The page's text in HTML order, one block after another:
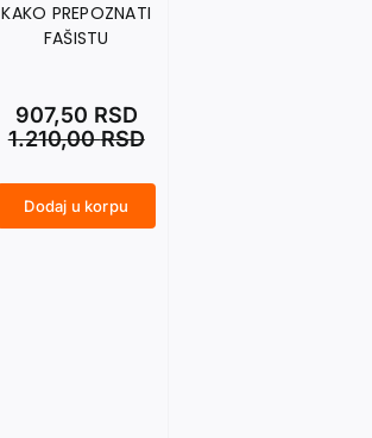
KAKO PREPOZNATI
FAŠISTU
1.210,00RSD
907,50 RSD
Dodaj u korpu